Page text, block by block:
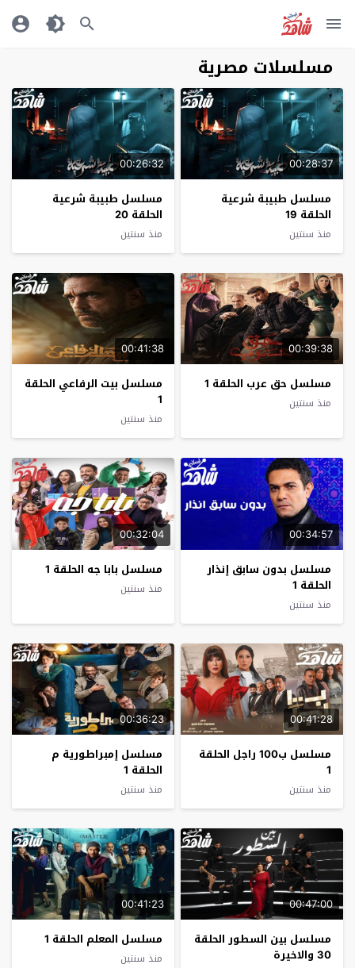
مسلسلات مصرية
00:28:37
مسلسل طبيبة شرعية
الحلقة 19
منذ سنتين
00:26:32
مسلسل طبيبة شرعية
الحلقة 20
منذ سنتين
00:39:38
مسلسل حق عرب الحلقة 1
منذ سنتين
00:41:38
مسلسل بيت الرفاعي الحلقة
1
منذ سنتين
00:34:57
مسلسل بدون سابق إنذار
الحلقة 1
منذ سنتين
00:32:04
مسلسل بابا جه الحلقة 1
منذ سنتين
00:41:28
مسلسل ب100 راجل الحلقة
1
منذ سنتين
00:36:23
مسلسل إمبراطورية م
الحلقة 1
منذ سنتين
00:47:00
مسلسل بين السطور الحلقة
30 والاخيرة
00:41:23
مسلسل المعلم الحلقة 1
منذ سنتين